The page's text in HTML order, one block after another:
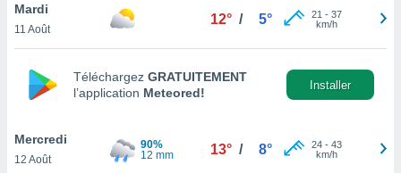
le
ainsi
un
la
du
Mardi
11 Août
12° / 5° 21 - 37
km/h
Téléchargez GRATUITEMENT
l’application Meteored!
Installer
Mercredi
12 Août
90%
12 mm
13° / 8° 24- 43
km/h